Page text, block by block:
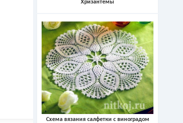
Хризантемы
Схема вязания салфетки с виноградом